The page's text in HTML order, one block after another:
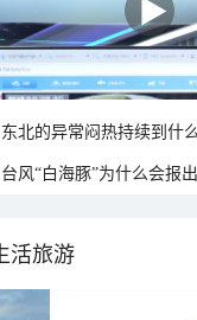
东北的异常闷热持续到什
台风“白海豚”为什么会报
活旅游